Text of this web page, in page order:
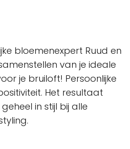
bloemenexpert Ruud en
van je ideale
je bruiloft! Persoonlijke
Het resultaat
in stijl bij alle